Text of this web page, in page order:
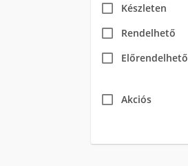
Készleten
Rendelhető
Előrendelhető
Akciós